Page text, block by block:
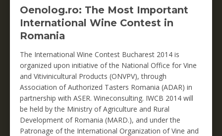
Oenolog.ro: The Most Important
International Wine Contest in
Romania
The International Wine Contest Bucharest 2014 is
organized upon initiative of the National Office for Vine
and Vitivinicultural Products (ONVPV), through
Association of Authorized Tasters Romania (ADAR) in
partnership with ASER. Wineconsulting. IWCB 2014 will
be held by the Ministry of Agriculture and Rural
Development of Romania (MARD.), and under the
Patronage of the International Organization of Vine and